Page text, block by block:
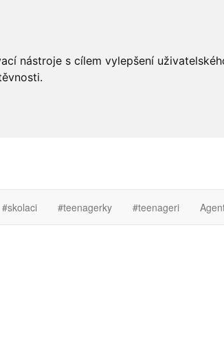
nástroje s cílem vylepšení
#skolaci #teenagerky #teenageri